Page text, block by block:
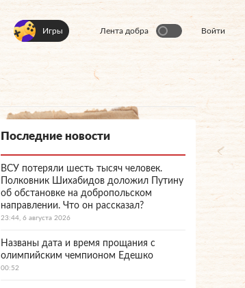
Игры Лента добра Войти
Последние новости
ВСУ потеряли шесть тысяч человек.
Полковник Шихабидов доложил Путину
об обстановке на добропольском
направлении. Что он рассказал?
23:44, 6 августа 2026
Названы дата и время прощания с
олимпийским чемпионом Едешко
00:52